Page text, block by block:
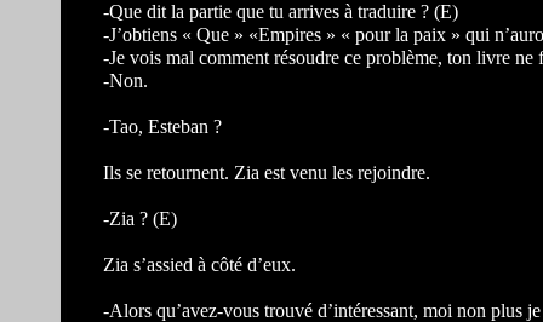
-Que dit la partie que tu arrives à traduire ? (E)
-J’obtiens « Que » «Empires » « pour la paix » qui
-Je vois mal comment résoudre ce problème, ton livre
-Non.
-Tao, Esteban ?
Ils se retournent. Zia est venu les rejoindre.
-Zia ? (E)
Zia s’assied à côté d’eux.
-Alors qu’avez-vous trouvé d’intéressant, moi non plus